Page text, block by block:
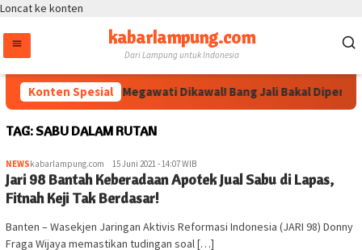
Loncat ke konten
kabarlampung.com
Dari Lampung untuk Indonesia
Konten SpesialArahan Megawati Dikawal! Bang Jali Bakal
TAG: SABU DALAM RUTAN
NEWSkabarlampung.com 15 Juni 2021 - 14:07 WIB
Jari 98 Bantah Keberadaan Apotek Jual Sabu di Lapas,
Fitnah Keji Tak Berdasar!
Banten – Wasekjen Jaringan Aktivis Reformasi Indonesia (JARI 98) Donny
Fraga Wijaya memastikan tudingan soal […]